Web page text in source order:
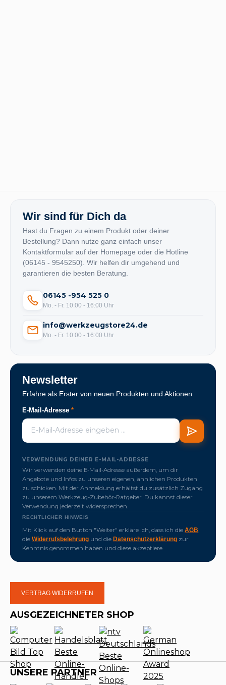
Wir sind für Dich da
Hast du Fragen zu einem Produkt oder deiner
Bestellung? Dann nutze ganz einfach unser
Kontaktformular auf der Homepage oder die Hotline
(06145 - 9545250). Wir helfen dir umgehend und
garantieren die besten Beratung.
06145 -954 525 0
Mo. - Fr. 10:00 - 16:00 Uhr
info@werkzeugstore24.de
Mo. - Fr. 10:00 - 16:00 Uhr
Newsletter
Erfahre als Erster von neuen Produkten und Aktionen
E-Mail-Adresse *
VERWENDUNG DEINER E-MAIL-ADRESSE
Wir verwenden deine E-Mail-Adresse außerdem, um dir
Angebote und Infos zu unseren eigenen, ähnlichen Produkten
zu schicken. Mit der Anmeldung erhältst du zusätzlich Zugang
zu unserem Werkzeug-Zubehör-Ratgeber. Du kannst dieser
Verwendung jederzeit widersprechen.
RECHTLICHER HINWEIS
Mit Klick auf den Button "Weiter" erkläre ich, dass ich die AGB
die Widerrufsbelehrung und die Datenschutzerklärung zur
Kenntnis genommen haben und diese akzeptiere.
VERTRAG WIDERRUFEN
AUSGEZEICHNETER SHOP
UNSERE PARTNER